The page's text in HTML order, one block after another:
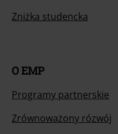
Zniżka studencka
O EMP
Programy partnerskie
Zrównoważony rózwój